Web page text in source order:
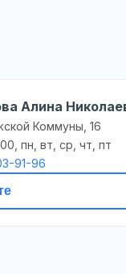
Алина
Коммуны, 16
пн, вт, ср, чт, пт
91-96